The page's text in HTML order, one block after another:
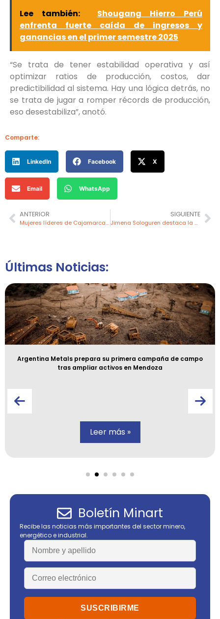
Lee también:
Shougang Hierro Perú
enfrenta fuerte caída de ingresos y
ganancias en el primer semestre 2025
“Se trata de tener estabilidad operativa y así
optimizar ratios de producción, costos, dar
predictibilidad al sistema. Hay una lógica detrás, no
se trata de jugar a romper récords de producción,
eso desestabiliza”, anotó.
Comparte:
LinkedIn Facebook X
Email WhatsApp
ANTERIOR
Mujeres líderes de Cajamarca participan en taller de MINEM
SIGUIENTE
Jimena Sologuren destaca la perspectiva global y las oportunidades del sector minero peruano
Últimas Noticias:
Argentina Metals prepara su primera campaña de campo
tras ampliar activos en Mendoza
Leer más »
Boletín Minart
Recibe las noticias más importantes del sector minero,
energético e industrial.